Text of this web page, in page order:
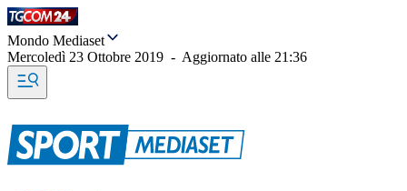
Mondo Mediaset
Mercoledì 23 Ottobre 2019 - Aggiornato alle 21:36